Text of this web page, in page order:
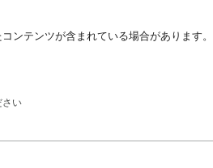
ンテンツが含まれている場合があります
さい